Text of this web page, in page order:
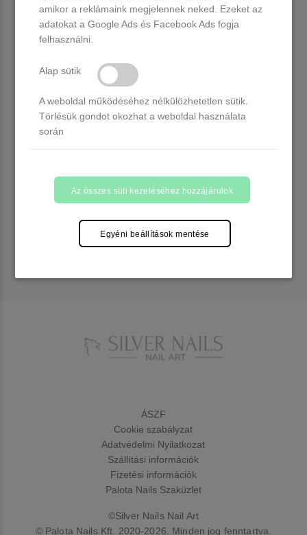
KATEGÓRIÁK
PROFILOM
RÓLUNK
ÍRJ NEKÜNK:
ÁSZF
Cookie szabályzat
Adatvédelmi Nyilatkozat
Szállítási információk
Fizetési információk
Palota Nails Szaküzlet
©Silver Nails Nail Art
© Palota Nails Kft. 2020-2026. Minden jog fenntartva.
amikor a reklámaink megjelennek neked. Ezeket az
adatokat a Google Ads és Facebook Ads fogja
felhasználni.
Alap sütik
A weboldal működéséhez nélkülözhetetlen sütik.
Törlésük gondot okozhat a weboldal használata
során
Az összes süti kezeléséhez hozzájárulok
Egyéni beállítások mentése